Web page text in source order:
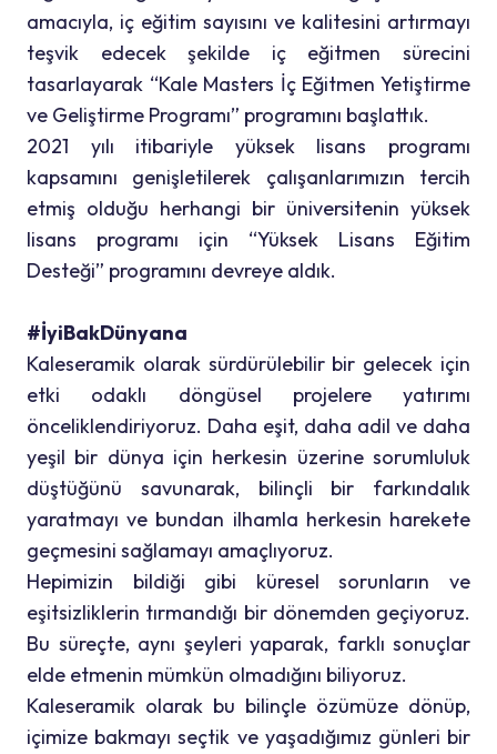
amacıyla, iç eğitim sayısını ve kalitesini artırmayı
teşvik edecek şekilde iç eğitmen sürecini
tasarlayarak “Kale Masters İç Eğitmen Yetiştirme
ve Geliştirme Programı” programını başlattık.
2021 yılı itibariyle yüksek lisans programı
kapsamını genişletilerek çalışanlarımızın tercih
etmiş olduğu herhangi bir üniversitenin yüksek
lisans programı için “Yüksek Lisans Eğitim
Desteği” programını devreye aldık.
#İyiBakDünyana
Kaleseramik olarak sürdürülebilir bir gelecek için
etki odaklı döngüsel projelere yatırımı
önceliklendiriyoruz. Daha eşit, daha adil ve daha
yeşil bir dünya için herkesin üzerine sorumluluk
düştüğünü savunarak, bilinçli bir farkındalık
yaratmayı ve bundan ilhamla herkesin harekete
geçmesini sağlamayı amaçlıyoruz.
Hepimizin bildiği gibi küresel sorunların ve
eşitsizliklerin tırmandığı bir dönemden geçiyoruz.
Bu süreçte, aynı şeyleri yaparak, farklı sonuçlar
elde etmenin mümkün olmadığını biliyoruz.
Kaleseramik olarak bu bilinçle özümüze dönüp,
içimize bakmayı seçtik ve yaşadığımız günleri bir